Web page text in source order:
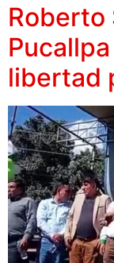
Roberto
libertad